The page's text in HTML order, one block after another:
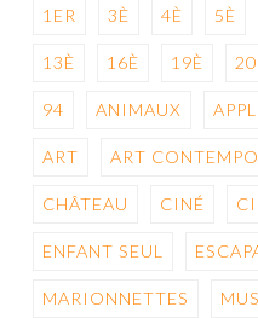
1ER 3È 4È 5È
13È 16È 19È
94 ANIMAUX
ART ART
CHÂTEAU CINÉ
ENFANT SEUL
MARIONNETTES